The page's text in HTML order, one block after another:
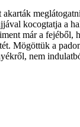
kocogtatja a
már a fejéből,
Mögöttük a
nem